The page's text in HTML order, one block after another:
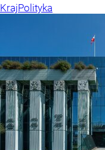
KrajPolityka